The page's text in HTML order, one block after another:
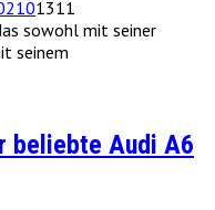
01311
sowohl mit seiner
seinem
beliebte Audi A6